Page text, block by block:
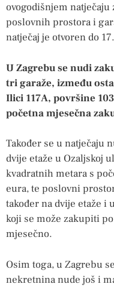
ovogodišnjem
poslovnih prostora i
natječaj je otvoren do
U Zagrebu se nudi
tri garaže, između
Ilici 117A, površine
početna mjesečna
Također se u natječaju
dvije etaže u Ozaljskoj
kvadratnih metara s
eura, te poslovni
također na dvije etaže i
koji se može zakupiti
mjesečno.
Osim toga, u Zagrebu
nekretnina nude još i